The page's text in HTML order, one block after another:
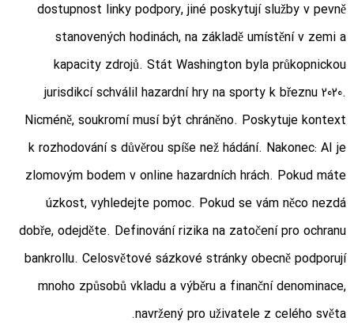
dostupnost linky podpory, jiné poskytují služby v pevně
stanovených hodinách, na základě umístění v zemi a
kapacity zdrojů. Stát Washington byla průkopnickou
jurisdikcí schválil hazardní hry na sporty k březnu 2020.
Nicméně, soukromí musí být chráněno. Poskytuje kontext
k rozhodování s důvěrou spíše než hádání. Nakonec: AI je
zlomovým bodem v online hazardních hrách. Pokud máte
úzkost, vyhledejte pomoc. Pokud se vám něco nezdá
dobře, odejděte. Definování rizika na zatočení pro ochranu
bankrollu. Celosvětové sázkové stránky obecně podporují
mnoho způsobů vkladu a výběru a finanční denominace,
navržený pro uživatele z celého světa.